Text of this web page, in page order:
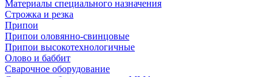
Материалы специального назначения
Строжка и резка
Припои
Припои оловянно-свинцовые
Припои высокотехнологичные
Олово и баббит
Сварочное оборудование